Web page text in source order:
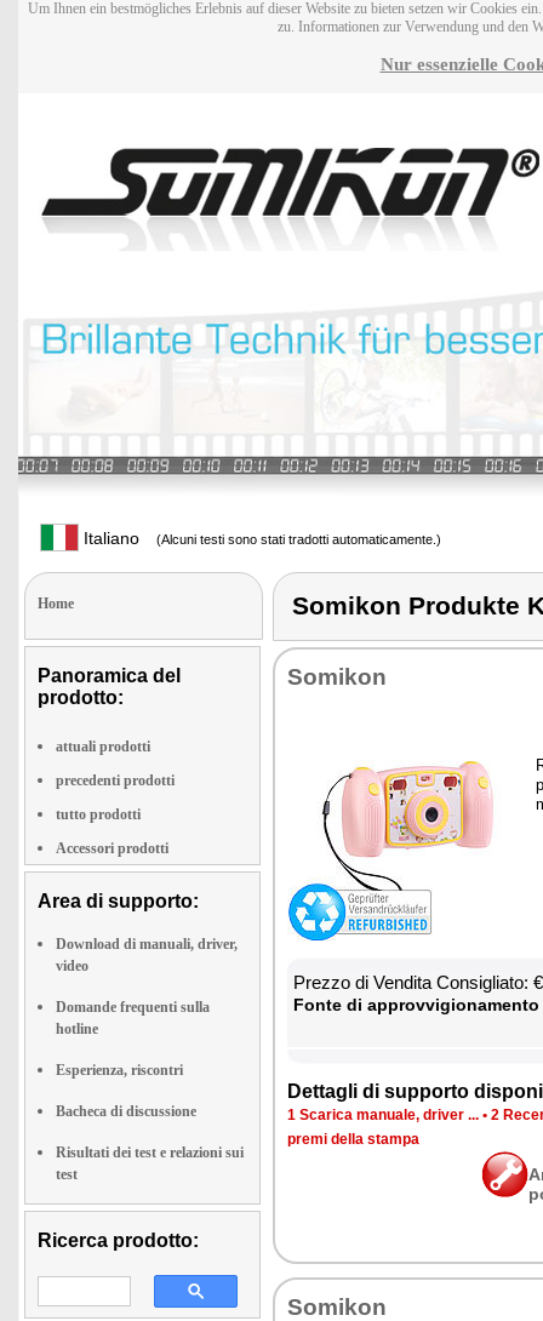
Um Ihnen ein bestmögliches Erlebnis auf dieser Website zu bieten setzen wir Cookies
zu. Informationen zur Verwendung und den
Nur essenzielle
Italiano (Alcuni testi sono stati tradotti automaticamente.)
Home
Panoramica del
prodotto:
attuali prodotti
precedenti prodotti
tutto prodotti
Accessori prodotti
Area di supporto:
Download di manuali, driver,
video
Domande frequenti sulla
hotline
Esperienza, riscontri
Bacheca di discussione
Risultati dei test e relazioni sui
test
Ricerca prodotto:
Somikon Produkte
So­mi­kon
Prez­zo di Ven­di­ta Con­si­glia­to:
Fon­te di
Det­ta­gli di sup­por­to
1 Sca­ri­ca ma­nua­le, dri­ver ... • 2
pre­mi del­la stam­pa
So­mi­kon